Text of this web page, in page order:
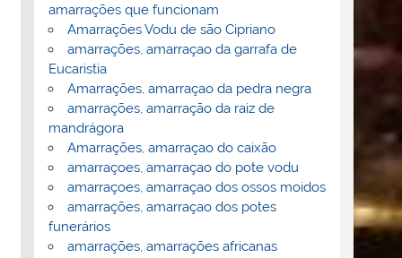
amarrações que funcionam
Amarrações Vodu de são Cipriano
amarrações, amarraçao da garrafa de
Eucaristia
Amarrações, amarraçao da pedra negra
amarrações, amarração da raiz de
mandrágora
Amarrações, amarraçao do caixão
amarraçoes, amarraçao do pote vodu
amarraçoes, amarraçao dos ossos moidos
amarrações, amarraçao dos potes
funerários
amarrações, amarrações africanas